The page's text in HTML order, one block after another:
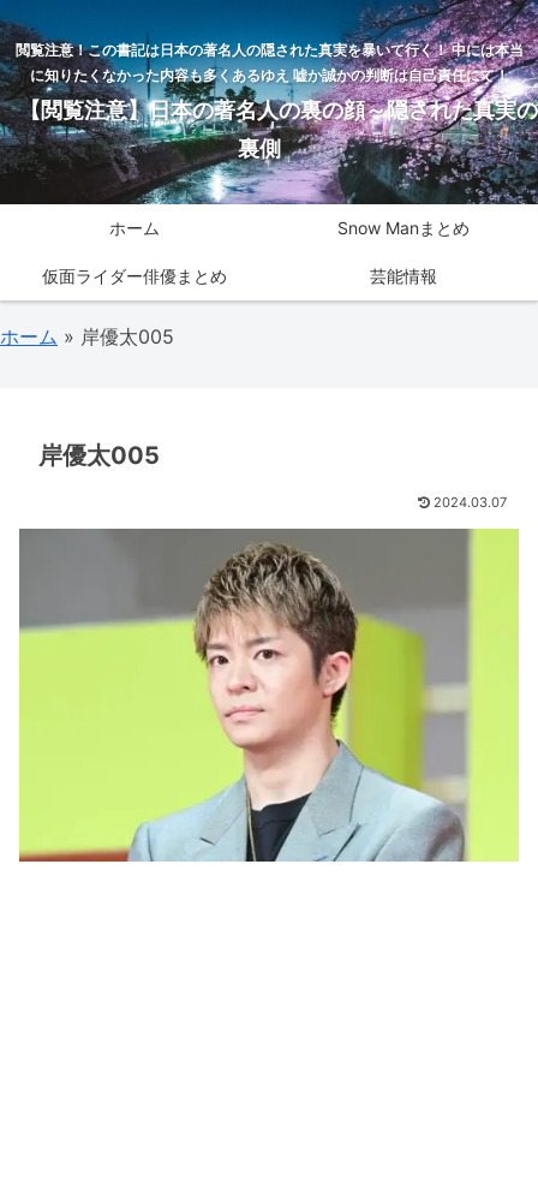
閲覧注意！この書記は日本の著名人の隠された真実を暴いて行く！ 中には本当
に知りたくなかった内容も多くあるゆえ 嘘か誠かの判断は自己責任にて！
【閲覧注意】日本の著名人の裏の顔～隠された真実の
裏側
ホーム Snow Manまとめ
仮面ライダー俳優まとめ 芸能情報
ホーム » 岸優太005
岸優太005
2024.03.07